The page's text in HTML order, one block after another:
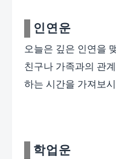
인연운
오늘은 깊은 인연을
친구나 가족과의 관
하는 시간을 가져보
학업운